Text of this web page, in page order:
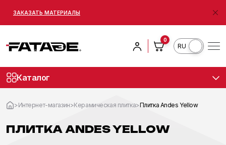
ЗАКАЗАТЬ МАТЕРИАЛЫ
Каталог
0
>Интернет-магазин>Керамическая плитка>Плитка Andes Yellow
ПЛИТКА ANDES YELLOW